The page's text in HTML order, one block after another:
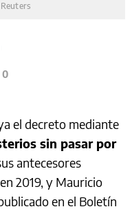
Reuters
0
el decreto mediante
sin pasar por
antecesores
2019, y Mauricio
en el Boletín